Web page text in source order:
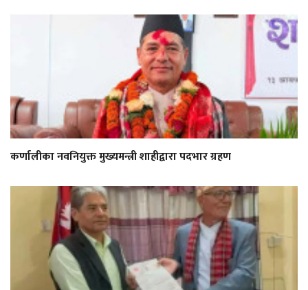
कर्णालीका नवनियुक्त मुख्यमन्त्री शाहीद्वारा पदभार ग्रहण